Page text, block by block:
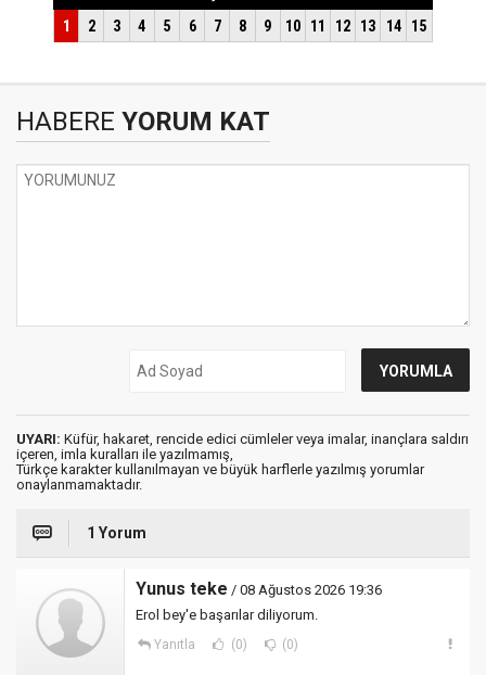
HABERE YORUM KAT
UYARI: Küfür, hakaret, rencide edici cümleler veya imalar, inançlara saldırı
içeren, imla kuralları ile yazılmamış,
Türkçe karakter kullanılmayan ve büyük harflerle yazılmış yorumlar
onaylanmamaktadır.
1 Yorum
Yunus teke / 08 Ağustos 2026 19:36
Erol bey'e başarılar diliyorum.
Yanıtla (0) (0)